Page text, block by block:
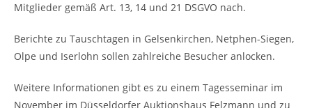
Mitglieder gemäß Art. 13, 14 und 21 DSGVO nach.
Berichte zu Tauschtagen in Gelsenkirchen, Netphen-Siegen,
Olpe und Iserlohn sollen zahlreiche Besucher anlocken.
Weitere Informationen gibt es zu einem Tagesseminar im
November im Düsseldorfer Auktionshaus Felzmann und zu